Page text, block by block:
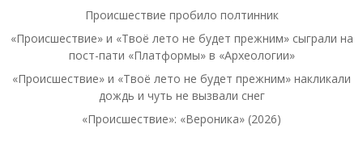
Происшествие пробило полтинник
«Происшествие» и «Твоё лето не будет прежним» сыграли на
пост-пати «Платформы» в «Археологии»
«Происшествие» и «Твоё лето не будет прежним» накликали
дождь и чуть не вызвали снег
«Происшествие»: «Вероника» (2026)